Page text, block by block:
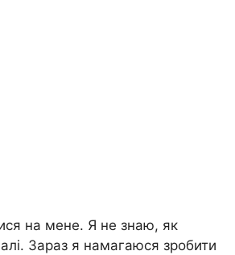
на мене. Я не знаю, як
Зараз я намагаюся зробити